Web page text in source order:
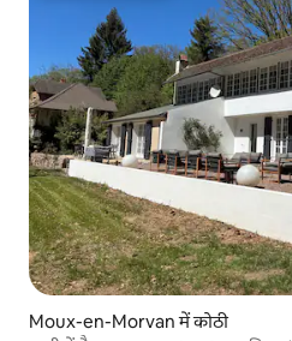
Moux-en-Morvan में कोठी